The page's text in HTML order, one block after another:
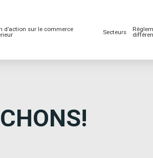
d’action sur le commerce Secteurs